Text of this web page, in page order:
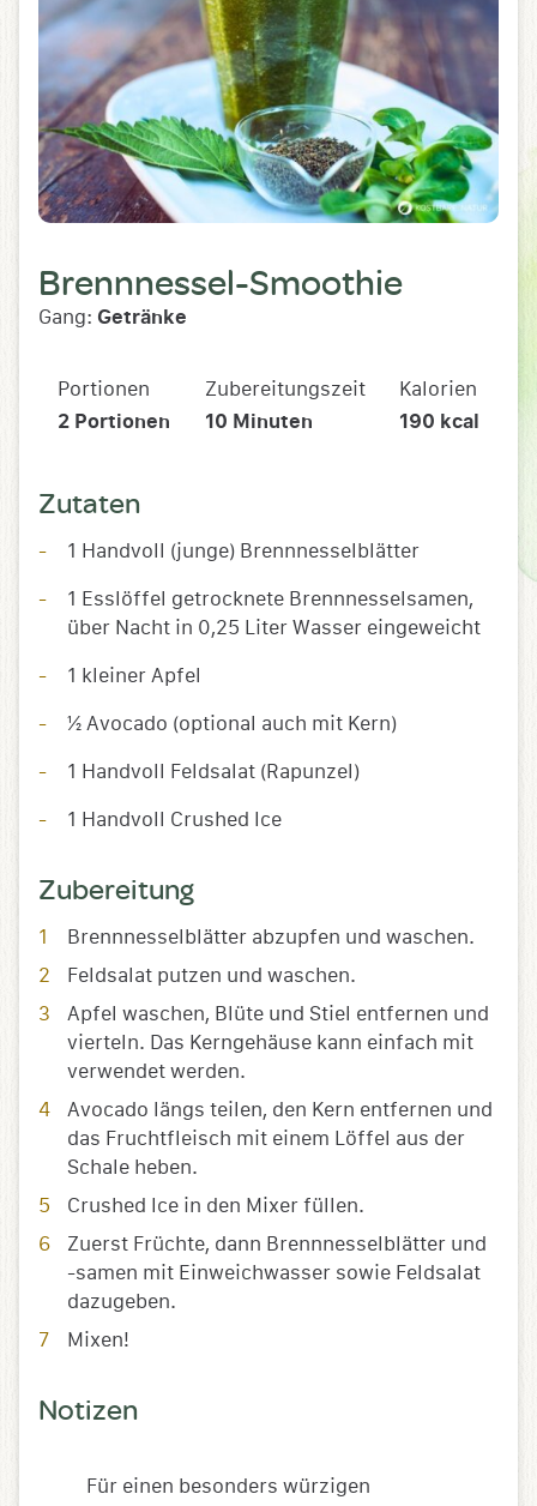
Brennnessel-Smoothie
Gang: Getränke
Portionen
2 Portionen
Zubereitungszeit
10 Minuten
Kalorien
190 kcal
Zutaten
1 Handvoll (junge) Brennnesselblätter
1 Esslöffel getrocknete Brennnesselsamen,
über Nacht in 0,25 Liter Wasser eingeweicht
1 kleiner Apfel
½ Avocado (optional auch mit Kern)
1 Handvoll Feldsalat (Rapunzel)
1 Handvoll Crushed Ice
Zubereitung
Brennnesselblätter abzupfen und waschen.
Feldsalat putzen und waschen.
Apfel waschen, Blüte und Stiel entfernen und
vierteln. Das Kerngehäuse kann einfach mit
verwendet werden.
Avocado längs teilen, den Kern entfernen und
das Fruchtfleisch mit einem Löffel aus der
Schale heben.
Crushed Ice in den Mixer füllen.
Zuerst Früchte, dann Brennnesselblätter und
-samen mit Einweichwasser sowie Feldsalat
dazugeben.
Mixen!
Notizen
Für einen besonders würzigen